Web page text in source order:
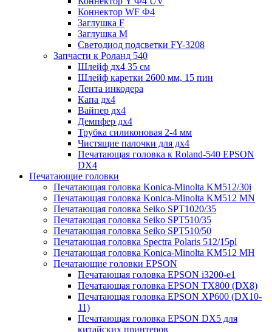
Коннектор WF Ф4
Заглушка F
Заглушка M
Светодиод подсветки FY-3208
Запчасти к Роланд 540
Шлейф дх4 35 см
Шлейф каретки 2600 мм, 15 пин
Лента инкодера
Капа дх4
Вайпер дх4
Демпфер дх4
Трубка силиконовая 2-4 мм
Чистящие палочки для дх4
Печатающая головка к Roland-540 EPSON
DX4
Печатающие головки
Печатающая головка Konica-Minolta KM512/30i
Печатающая головка Konica-Minolta KM512 MN
Печатающая головка Seiko SPT1020/35
Печатающая головка Seiko SPT510/35
Печатающая головка Seiko SPT510/50
Печатающая головка Spectra Polaris 512/15pl
Печатающая головка Konica-Minolta KM512 MH
Печатающие головки EPSON
Печатающая головка EPSON i3200-e1
Печатающая головка EPSON TX800 (DX8)
Печатающая головка EPSON XP600 (DX10-
11)
Печатающая головка EPSON DX5 для
китайских принтеров